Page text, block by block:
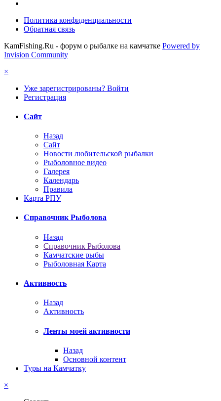
Политика конфиденциальности
Обратная связь
KamFishing.Ru - форум о рыбалке на камчатке Powered by
Invision Community
×
Уже зарегистрированы? Войти
Регистрация
Сайт
Назад
Сайт
Новости любительской рыбалки
Рыболовное видео
Галерея
Календарь
Правила
Карта РПУ
Справочник Рыболова
Назад
Справочник Рыболова
Камчатские рыбы
Рыболовная Карта
Активность
Назад
Активность
Ленты моей активности
Назад
Основной контент
Туры на Камчатку
×